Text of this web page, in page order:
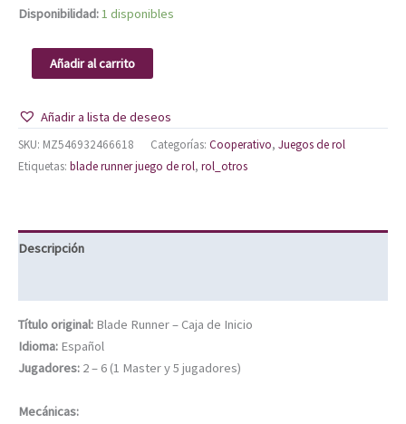
Disponibilidad:1 disponibles
Añadir al carrito
Añadir a lista de deseos
SKU: MZ546932466618 Categorías: Cooperativo, Juegos de rol
Etiquetas: blade runner juego de rol, rol_otros
Descripción
Título original: Blade Runner – Caja de Inicio
Idioma: Español
Jugadores: 2 – 6 (1 Master y 5 jugadores)
Mecánicas: